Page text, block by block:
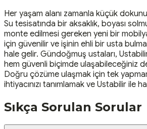
Her yaşam alanı zamanla küçük
Su tesisatında bir aksaklık, boyası
monte edilmesi gereken yeni bir
için güvenilir ve işinin ehli bir usta
hale gelir. Gündoğmuş ustaları,
hem güvenli biçimde ulaşabileceğiniz
Doğru çözüme ulaşmak için tek
ihtiyacınızı tanımlamak ve Ustabilir ile
Sıkça Sorulan Sorular